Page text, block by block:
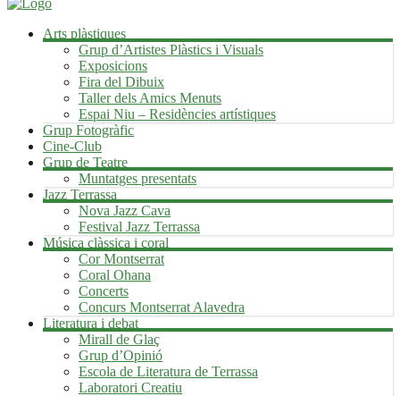
Arts plàstiques
Grup d’Artistes Plàstics i Visuals
Exposicions
Fira del Dibuix
Taller dels Amics Menuts
Espai Niu – Residències artístiques
Grup Fotogràfic
Cine-Club
Grup de Teatre
Muntatges presentats
Jazz Terrassa
Nova Jazz Cava
Festival Jazz Terrassa
Música clàssica i coral
Cor Montserrat
Coral Ohana
Concerts
Concurs Montserrat Alavedra
Literatura i debat
Mirall de Glaç
Grup d’Opinió
Escola de Literatura de Terrassa
Laboratori Creatiu